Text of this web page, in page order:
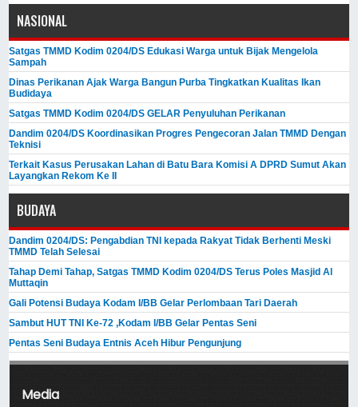
NASIONAL
Satgas TMMD Kodim 0204/DS Edukasi Warga untuk Bijak Mengelola
Sampah
Dinas Perikanan Ajak Warga Bangun Purba Tingkatkan Kualitas Ikan
Budidaya
Satgas TMMD Kodim 0204/DS GELAR Penyuluhan Perikanan
Dandim 0204/DS Koordinasikan Progres Pengecoran Jalan TMMD Dengan
Teknisi
Terkait Kasus Perusakan Lahan di Batu Bara Komisi A DPRD Sumut Akan
Layangkan Rekom Ke II
BUDAYA
Dandim 0204/DS: Pengabdian TNI kepada Rakyat Tidak Berhenti Meski ​
TMMD Telah Selesai
Tahap Demi Tahap, Satgas TMMD Kodim 0204/DS Terus Poles Masjid Al
Muttaqin
Gali Potensi Budaya Kodam I/BB Gelar Perlombaan Tari Daerah
Sambut HUT TNI Ke-72 ,Kodam I/BB Gelar Pentas Seni
Pentas Seni Budaya Entnis Aceh Hibur Pengunjung
Media